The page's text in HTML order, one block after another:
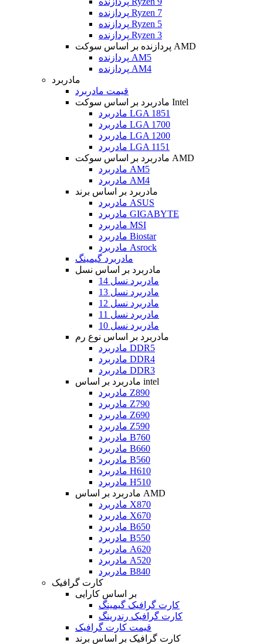
پردازنده Ryzen 7
پردازنده Ryzen 5
پردازنده Ryzen 3
پردازنده بر اساس سوکت AMD
پردازنده AM5
پردازنده AM4
مادربرد
قیمت مادربرد
مادربرد بر اساس سوکت Intel
مادربرد LGA 1851
مادربرد LGA 1700
مادربرد LGA 1200
مادربرد LGA 1151
مادربرد بر اساس سوکت AMD
مادربرد AM5
مادربرد AM4
مادربرد بر اساس برند
مادربرد ASUS
مادربرد GIGABYTE
مادربرد MSI
مادربرد Biostar
مادربرد Asrock
مادربرد گیمینگ
مادربرد بر اساس نسل
مادربرد نسل 14
مادربرد نسل 13
مادربرد نسل 12
مادربرد نسل 11
مادربرد نسل 10
مادربرد بر اساس نوع رم
مادربرد DDR5
مادربرد DDR4
مادربرد DDR3
مادربرد بر اساس intel
مادربرد Z890
مادربرد Z790
مادربرد Z690
مادربرد Z590
مادربرد B760
مادربرد B660
مادربرد B560
مادربرد H610
مادربرد H510
مادربرد بر اساس AMD
مادربرد X870
مادربرد X670
مادربرد B650
مادربرد B550
مادربرد A620
مادربرد A520
مادربرد B840
کارت گرافیک
بر اساس کارایی
کارت گرافیک گیمینگ
کارت گرافیک رندرینگ
قیمت کارت گرافیک
کارت گرافیک بر اساس برند